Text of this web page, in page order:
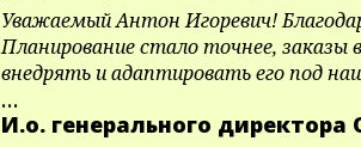
Уважаемый Антон Игоревич!
Планирование стало точнее,
внедрять и адаптировать его под
...
И.о. генерального